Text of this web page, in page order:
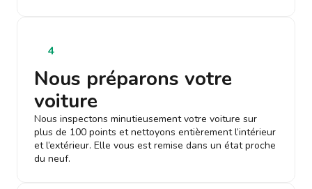
4
Nous préparons votre
voiture
Nous inspectons minutieusement votre voiture sur
plus de 100 points et nettoyons entièrement l’intérieur
et l’extérieur. Elle vous est remise dans un état proche
du neuf.